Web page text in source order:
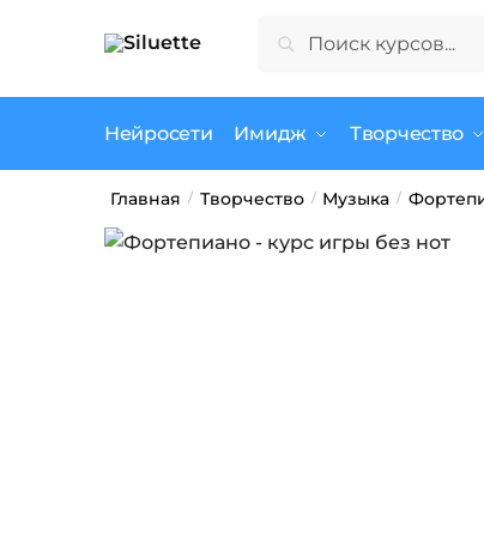
Поиск
Нейросети Имидж Творчество
Главная / Творчество / Музыка /